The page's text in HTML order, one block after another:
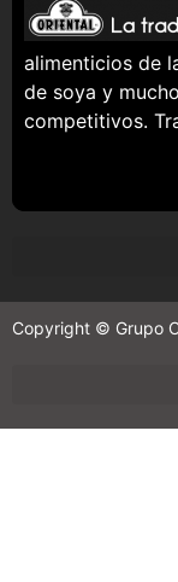
alimenticios de
de soya y
competitivos.
Copyright © Grupo